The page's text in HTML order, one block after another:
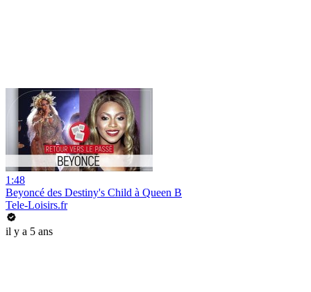
1:48
Beyoncé des Destiny's Child à Queen B
Tele-Loisirs.fr
il y a 5 ans